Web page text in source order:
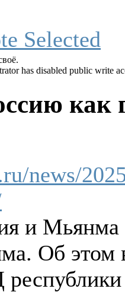
has disabled public write
как
news/
и Мьянма
Об этом